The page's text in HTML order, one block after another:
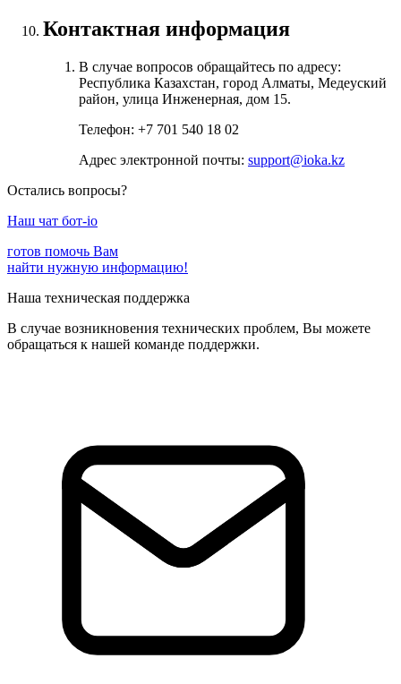
Контактная информация
В случае вопросов обращайтесь по адресу:
Республика Казахстан, город Алматы, Медеуский
район, улица Инженерная, дом 15.
Телефон: +7 701 540 18 02
Адрес электронной почты: support@ioka.kz
Остались вопросы?
Наш чат бот-io
готов помочь Вам
найти нужную информацию!
Наша техническая поддержка
В случае возникновения технических проблем, Вы можете
обращаться к нашей команде поддержки.